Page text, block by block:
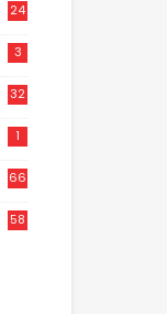
24
3
32
1
66
58